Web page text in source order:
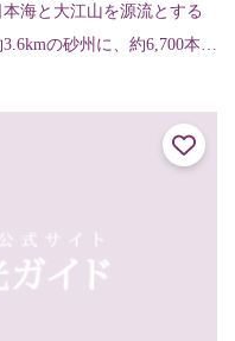
海と大江山を源流とする
の砂州に、約6,700本の